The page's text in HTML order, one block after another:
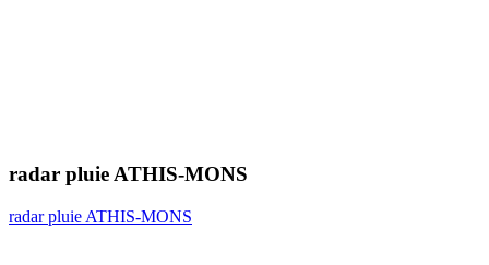
radar pluie ATHIS-MONS
radar pluie ATHIS-MONS